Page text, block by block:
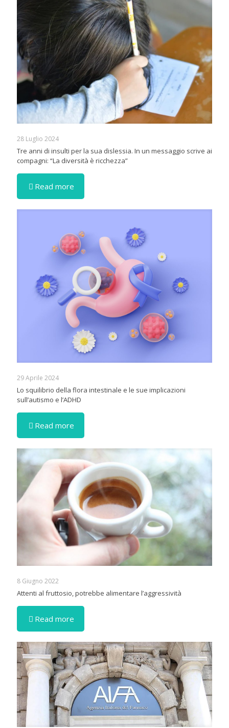
28 Luglio 2024
Tre anni di insulti per la sua dislessia. In un messaggio scrive ai
compagni: “La diversità è ricchezza”
Read more
29 Aprile 2024
Lo squilibrio della flora intestinale e le sue implicazioni
sull’autismo e l’ADHD
Read more
8 Giugno 2022
Attenti al fruttosio, potrebbe alimentare l’aggressività
Read more